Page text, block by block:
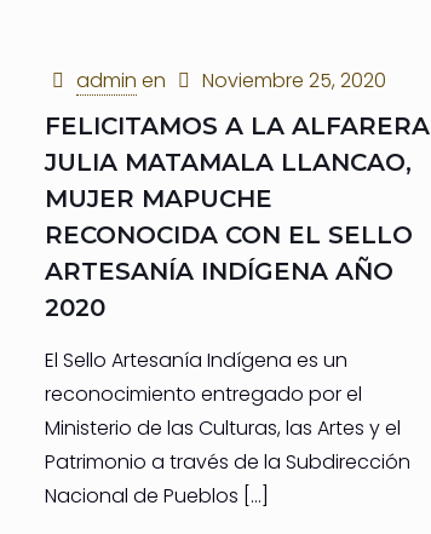
admin en Noviembre 25, 2020
FELICITAMOS A LA ALFARERA
JULIA MATAMALA LLANCAO,
MUJER MAPUCHE
RECONOCIDA CON EL SELLO
ARTESANÍA INDÍGENA AÑO
2020
El Sello Artesanía Indígena es un
reconocimiento entregado por el
Ministerio de las Culturas, las Artes y el
Patrimonio a través de la Subdirección
Nacional de Pueblos […]